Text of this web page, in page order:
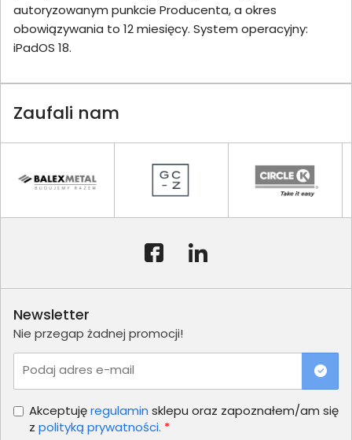
autoryzowanym punkcie Producenta, a okres
obowiązywania to 12 miesięcy. System operacyjny:
iPadOS 18.
Zaufali nam
Newsletter
Nie przegap żadnej promocji!
Podaj adres e-mail
Akceptujęregulamin sklepu oraz zapoznałem/am się
z polityką prywatności. *